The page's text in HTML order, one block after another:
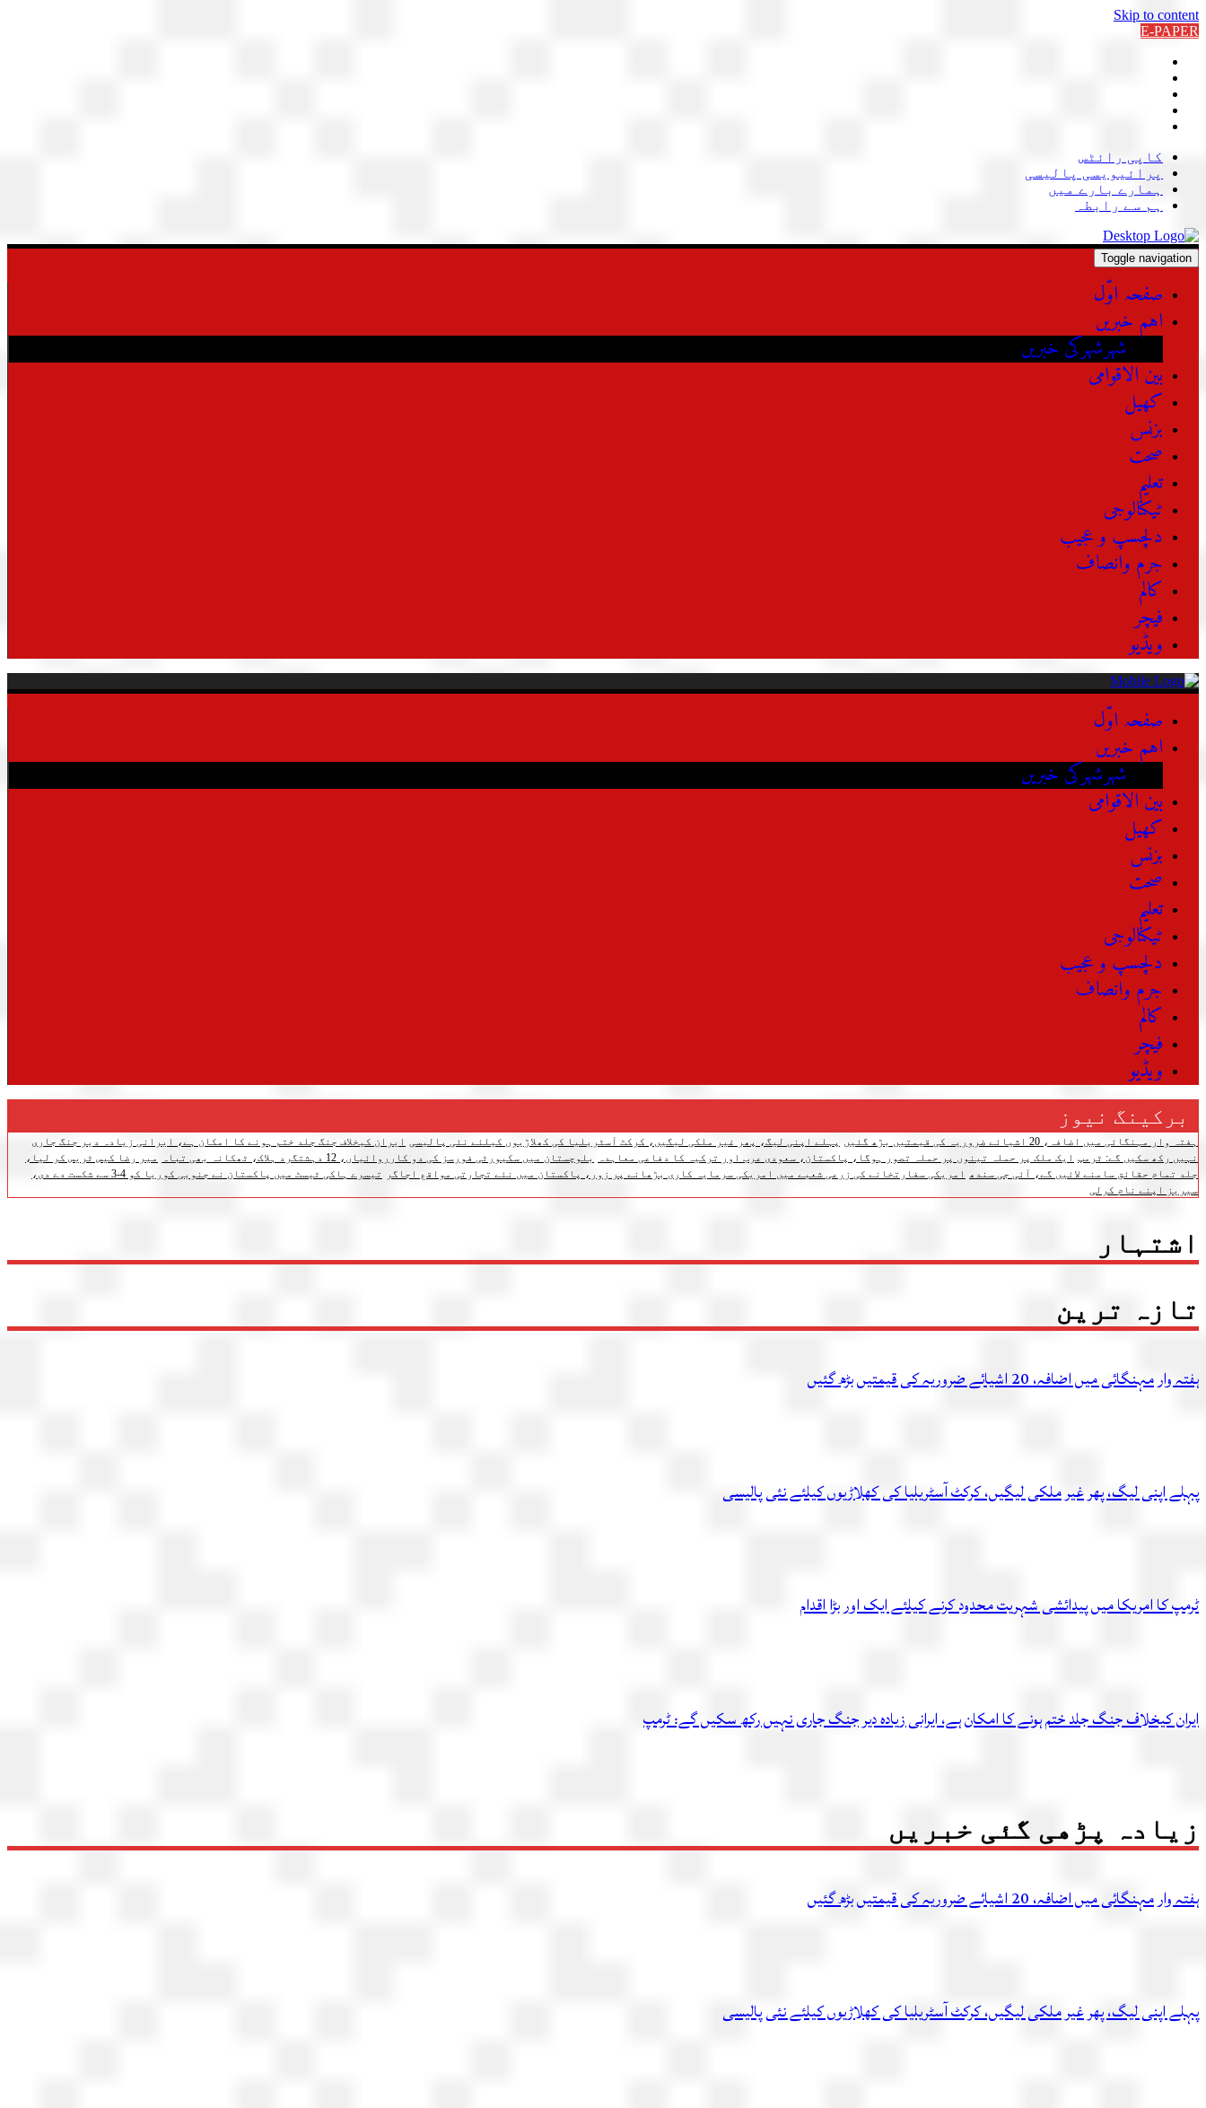
Skip to content
E-PAPER
کاپی رائٹس
پرائیویسی پالیسی
ہمارے بارے میں
ہم سے رابطہ
Toggle navigation
صفحہ اوّل
اہم خبریں
شہرشہرکی خبریں
بین الاقوامی
کھیل
بزنس
صحت
تعلیم
ٹیکنالوجی
دلچسپ و عجیب
جرم وانصاف
کالم
فیچر
ویڈیو
صفحہ اوّل
اہم خبریں
شہرشہرکی خبریں
بین الاقوامی
کھیل
بزنس
صحت
تعلیم
ٹیکنالوجی
دلچسپ و عجیب
جرم وانصاف
کالم
فیچر
ویڈیو
برکینگ نیوز
ہفتہ وار مہنگائی میں اضافہ، 20 اشیائے ضروریہ کی قیمتیں بڑھ گئیں پہلے اپنی لیگ، پھر غیر ملکی لیگیں، کرکٹ آسٹریلیا کی کھلاڑیوں کیلئے نئی پالیسی ایران کیخلاف جنگ جلد ختم ہونے کا امکان ہے، ایرانی زیادہ دیر جنگ جاری
نہیں رکھ سکیں گے: ٹرمپ ایک ملک پر حملہ تینوں پر حملہ تصور ہوگا، پاکستان، سعودی عرب اور ترکیہ کا دفاعی معاہدہ بلوچستان میں سکیورٹی فورسز کی دو کارروائیاں، 12 دہشتگرد ہلاک، ٹھکانہ بھی تباہ
میر رضا کیس ٹریس کر لیا،
جلد تمام حقائق سامنے لائیں گے، آئی جی سندھ امریکی سفارتخانے کی زرعی شعبے میں امریکی سرمایہ کاری بڑھانے پر زور، پاکستان میں نئے تجارتی مواقع اجاگر
تیسرے ہاکی ٹیسٹ میں پاکستان نے جنوبی کوریا کو 4-3 سے شکست دے دی،
سیریز اپنے نام کرلی
اشتہار
تازہ ترین
ہفتہ وار مہنگائی میں اضافہ، 20 اشیائے ضروریہ کی قیمتیں بڑھ گئیں
پہلے اپنی لیگ، پھر غیر ملکی لیگیں، کرکٹ آسٹریلیا کی کھلاڑیوں کیلئے نئی پالیسی
ٹرمپ کا امریکا میں پیدائشی شہریت محدود کرنے کیلئے ایک اور بڑا اقدام
ایران کیخلاف جنگ جلد ختم ہونے کا امکان ہے، ایرانی زیادہ دیر جنگ جاری نہیں رکھ سکیں گے: ٹرمپ
زیادہ پڑھی گئی خبریں
ہفتہ وار مہنگائی میں اضافہ، 20 اشیائے ضروریہ کی قیمتیں بڑھ گئیں
پہلے اپنی لیگ، پھر غیر ملکی لیگیں، کرکٹ آسٹریلیا کی کھلاڑیوں کیلئے نئی پالیسی